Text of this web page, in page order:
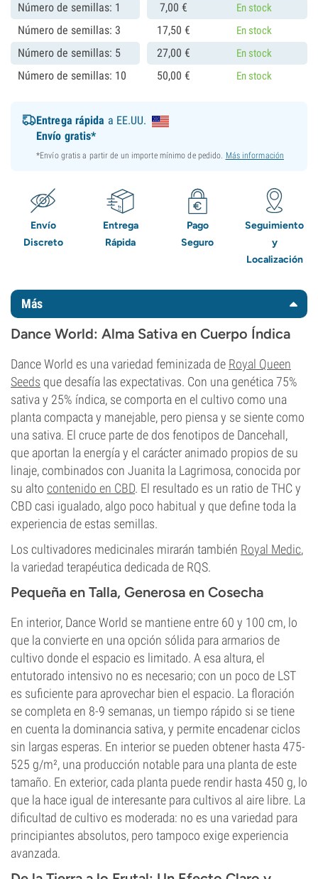
Número de semillas: 1 7,00 € En stock
Número de semillas: 3 17,50 € En stock
Número de semillas: 5 27,00 € En stock
Número de semillas: 10 50,00 € En stock
Entrega rápida a EE.UU.
Envío gratis*
*Envío gratis a partir de un importe mínimo de pedido. Más información
Envío
Discreto
Entrega
Rápida
Pago
Seguro
Seguimiento
y
Localización
Más
Dance World: Alma Sativa en Cuerpo Índica
Dance World es una variedad feminizada de Royal Queen
Seeds que desafía las expectativas. Con una genética 75%
sativa y 25% índica, se comporta en el cultivo como una
planta compacta y manejable, pero piensa y se siente como
una sativa. El cruce parte de dos fenotipos de Dancehall,
que aportan la energía y el carácter animado propios de su
linaje, combinados con Juanita la Lagrimosa, conocida por
su alto contenido en CBD. El resultado es un ratio de THC y
CBD casi igualado, algo poco habitual y que define toda la
experiencia de estas semillas.
Los cultivadores medicinales mirarán también Royal Medic,
la variedad terapéutica dedicada de RQS.
Pequeña en Talla, Generosa en Cosecha
En interior, Dance World se mantiene entre 60 y 100 cm, lo
que la convierte en una opción sólida para armarios de
cultivo donde el espacio es limitado. A esa altura, el
entutorado intensivo no es necesario; con un poco de LST
es suficiente para aprovechar bien el espacio. La floración
se completa en 8-9 semanas, un tiempo rápido si se tiene
en cuenta la dominancia sativa, y permite encadenar ciclos
sin largas esperas. En interior se pueden obtener hasta 475-
525 g/m², una producción notable para una planta de este
tamaño. En exterior, cada planta puede rendir hasta 450 g, lo
que la hace igual de interesante para cultivos al aire libre. La
dificultad de cultivo es moderada: no es una variedad para
principiantes absolutos, pero tampoco exige experiencia
avanzada.